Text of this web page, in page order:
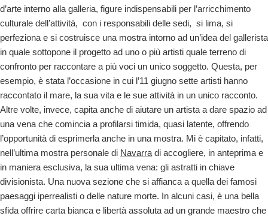
d’arte interno alla galleria, figure indispensabili per l’arricchimento
culturale dell’attività, con i responsabili delle sedi, si lima, si
perfeziona e si costruisce una mostra intorno ad un’idea del gallerista
in quale sottopone il progetto ad uno o più artisti quale terreno di
confronto per raccontare a più voci un unico soggetto. Questa, per
esempio, è stata l’occasione in cui l’11 giugno sette artisti hanno
raccontato il mare, la sua vita e le sue attività in un unico racconto.
Altre volte, invece, capita anche di aiutare un artista a dare spazio ad
una vena che comincia a profilarsi timida, quasi latente, offrendo
l’opportunità di esprimerla anche in una mostra. Mi è capitato, infatti,
nell’ultima mostra personale di Navarra di accogliere, in anteprima e
in maniera esclusiva, la sua ultima vena: gli astratti in chiave
divisionista. Una nuova sezione che si affianca a quella dei famosi
paesaggi iperrealisti o delle nature morte. In alcuni casi, è una bella
sfida offrire carta bianca e libertà assoluta ad un grande maestro che